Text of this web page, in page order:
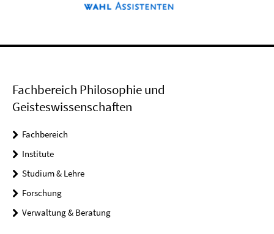
Fachbereich Philosophie und
Geisteswissenschaften
Fachbereich
Institute
Studium & Lehre
Forschung
Verwaltung & Beratung